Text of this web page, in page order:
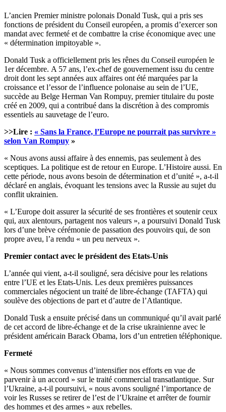
L’ancien Premier ministre polonais Donald Tusk, qui a pris ses
fonctions de président du Conseil européen, a promis d’exercer son
mandat avec fermeté et de combattre la crise économique avec une
« détermination impitoyable ».
Donald Tusk a officiellement pris les rênes du Conseil européen le
1er décembre. A 57 ans, l’ex-chef de gouvernement issu du centre
droit dont les sept années aux affaires ont été marquées par la
croissance et l’essor de l’influence polonaise au sein de l’UE,
succède au Belge Herman Van Rompuy, premier titulaire du poste
créé en 2009, qui a contribué dans la discrétion à des compromis
essentiels au sauvetage de l’euro.
>>Lire : « Sans la France, l’Europe ne pourrait pas survivre »
selon Van Rompuy »
« Nous avons aussi affaire à des ennemis, pas seulement à des
sceptiques. La politique est de retour en Europe. L’Histoire aussi. En
cette période, nous avons besoin de détermination et d’unité », a-t-il
déclaré en anglais, évoquant les tensions avec la Russie au sujet du
conflit ukrainien.
« L’Europe doit assurer la sécurité de ses frontières et soutenir ceux
qui, aux alentours, partagent nos valeurs », a poursuivi Donald Tusk
lors d’une brève cérémonie de passation des pouvoirs qui, de son
propre aveu, l’a rendu « un peu nerveux ».
Premier contact avec le président des Etats-Unis
L’année qui vient, a-t-il souligné, sera décisive pour les relations
entre l’UE et les Etats-Unis. Les deux premières puissances
commerciales négocient un traité de libre-échange (TAFTA) qui
soulève des objections de part et d’autre de l’Atlantique.
Donald Tusk a ensuite précisé dans un communiqué qu’il avait parlé
de cet accord de libre-échange et de la crise ukrainienne avec le
président américain Barack Obama, lors d’un entretien téléphonique.
Fermeté
« Nous sommes convenus d’intensifier nos efforts en vue de
parvenir à un accord » sur le traité commercial transatlantique. Sur
l’Ukraine, a-t-il poursuivi, « nous avons souligné l’importance de
voir les Russes se retirer de l’est de l’Ukraine et arrêter de fournir
des hommes et des armes » aux rebelles.